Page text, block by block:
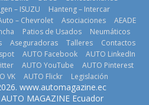
al
2026,
2026
El costo de
– ISUZU
Hanteng – Intercar
– Chevrolet Asociaciones
AEADE
Patios de Usados
Neumáticos
Aseguradoras Talleres
Contactos
AUTO Facebook
AUTO LinkedIn
AUTO YouTube
AUTO Pinterest
VK AUTO Flickr Legislación
www.automagazine.ec
MAGAZINE Ecuador